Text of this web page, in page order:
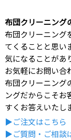
布団クリーニング
布団クリーニング
てくることと思い
気になることがあ
お気軽にお問い合
布団クリーニング
ングだからこそお
すくお答えいたし
▶ご注文はこちら
▶ご質問・ご相談